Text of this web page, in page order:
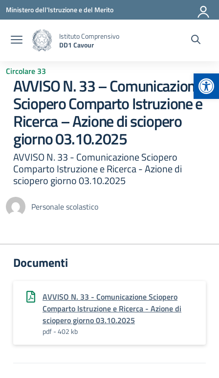
Vai ai contenuti
Vai al menu di navigazione
Vai al footer
Ministero dell'Istruzione e del Merito
Istituto Comprensivo
DD1 Cavour
Circolare 33
AVVISO N. 33 – Comunicazione
Sciopero Comparto Istruzione e
Ricerca – Azione di sciopero
giorno 03.10.2025
AVVISO N. 33 - Comunicazione Sciopero
Comparto Istruzione e Ricerca - Azione di
sciopero giorno 03.10.2025
Personale scolastico
Documenti
AVVISO N. 33 - Comunicazione Sciopero
Comparto Istruzione e Ricerca - Azione di
sciopero giorno 03.10.2025
pdf - 402 kb